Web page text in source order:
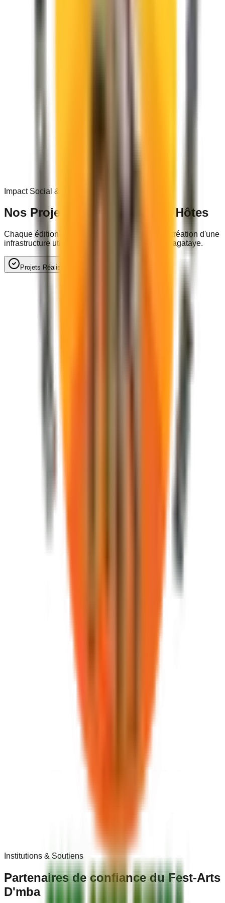
Impact Social & Communautaire
Nos Projets dans les Villages Hôtes
Chaque édition du festival finance en retour la création d'une
infrastructure utile aux populations locales du Bagataye.
Projets Réalisés
Institutions & Soutiens
Partenaires de confiance du Fest-Arts
D'mba